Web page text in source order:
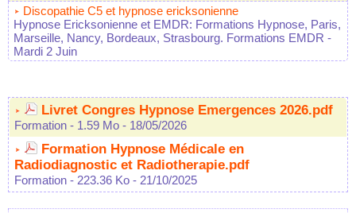
Discopathie C5 et hypnose ericksonienne
Hypnose Ericksonienne et EMDR: Formations Hypnose, Paris,
Marseille, Nancy, Bordeaux, Strasbourg. Formations EMDR -
Mardi 2 Juin
Livret Congres Hypnose Emergences 2026.pdf
Formation - 1.59 Mo - 18/05/2026
Formation Hypnose Médicale en
Radiodiagnostic et Radiotherapie.pdf
Formation - 223.36 Ko - 21/10/2025